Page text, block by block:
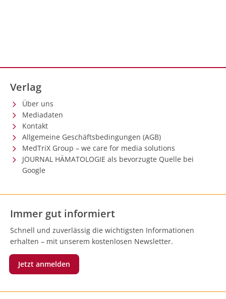
Verlag
Über uns
Mediadaten
Kontakt
Allgemeine Geschäftsbedingungen (AGB)
MedTriX Group – we care for media solutions
JOURNAL HÄMATOLOGIE als bevorzugte Quelle bei
Google
Immer gut informiert
Schnell und zuverlässig die wichtigsten Informationen
erhalten – mit unserem kostenlosen Newsletter.
Jetzt anmelden